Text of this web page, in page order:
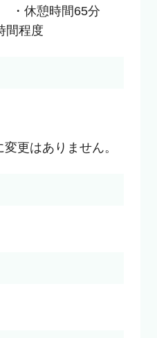
・休憩時間65分
間程度
更はありません。